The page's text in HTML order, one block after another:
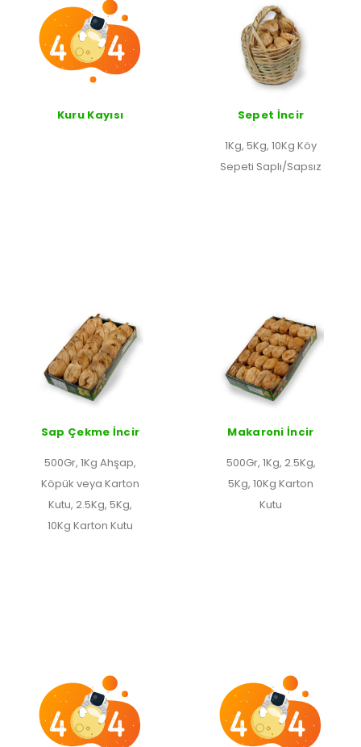
Kuru Kayısı
Sepet İncir
1Kg, 5Kg, 10Kg Köy
Sepeti Saplı/Sapsız
Sap Çekme İncir
500Gr, 1Kg Ahşap,
Köpük veya Karton
Kutu, 2.5Kg, 5Kg,
10Kg Karton Kutu
Makaroni İncir
500Gr, 1Kg, 2.5Kg,
5Kg, 10Kg Karton
Kutu